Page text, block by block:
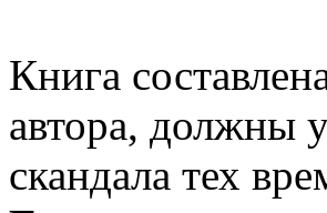
Книга
автора, должны
скандала тех